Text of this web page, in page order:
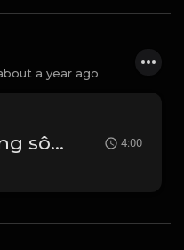
a year ago
Rồng thiêng sông nước 4:00